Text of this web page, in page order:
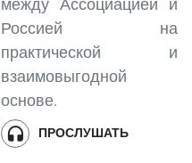
Россией на
практической и
взаимовыгодной
основе.
ПРОСЛУШАТЬ